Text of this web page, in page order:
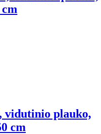
vidutinio plauko,
cm